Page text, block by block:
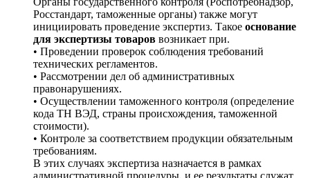
Росстандарт, таможенные органы) также могут
инициировать проведение экспертиз. Такое основание
для экспертизы товаров возникает при.
• Проведении проверок соблюдения требований
технических регламентов.
• Рассмотрении дел об административных
правонарушениях.
• Осуществлении таможенного контроля (определение
кода ТН ВЭД, страны происхождения, таможенной
стоимости).
• Контроле за соответствием продукции обязательным
требованиям.
В этих случаях экспертиза назначается в рамках